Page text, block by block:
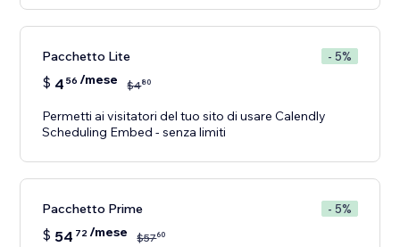
Pacchetto Lite - 5%
$ 4 56 /mese $480
Permetti ai visitatori del tuo sito di usare Calendly
Scheduling Embed - senza limiti
Pacchetto Prime - 5%
$ 54 72/mese $5760